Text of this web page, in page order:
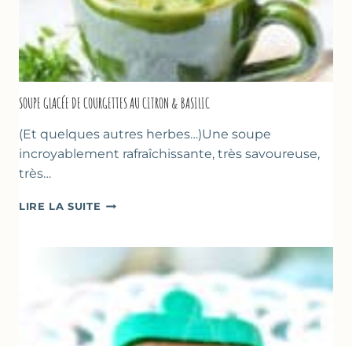
SOUPE GLACÉE DE COURGETTES AU CITRON & BASILIC
(Et quelques autres herbes…)Une soupe
incroyablement rafraîchissante, très savoureuse,
très…
LIRE LA SUITE SOUPE
COURGETTES
AU
CITRON
BASILIC